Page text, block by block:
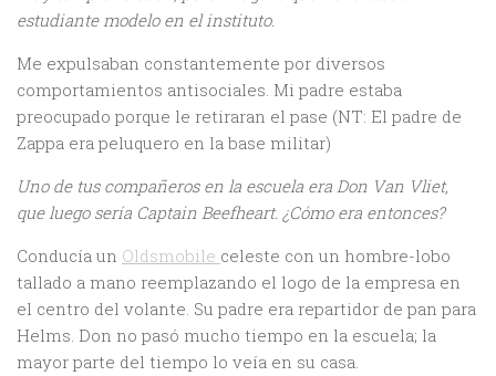
estudiante modelo en el instituto.
Me expulsaban constantemente por diversos
comportamientos antisociales. Mi padre estaba
preocupado porque le retiraran el pase (NT: El padre de
Zappa era peluquero en la base militar)
Uno de tus compañeros en la escuela era Don Van Vliet,
que luego sería Captain Beefheart. ¿Cómo era entonces?
Conducía un Oldsmobile celeste con un hombre-lobo
tallado a mano reemplazando el logo de la empresa en
el centro del volante. Su padre era repartidor de pan para
Helms. Don no pasó mucho tiempo en la escuela; la
mayor parte del tiempo lo veía en su casa.